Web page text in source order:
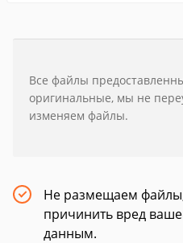
Все файлы
оригинальные, мы не
изменяем файлы.
Не размещаем
причинить вред
данным.